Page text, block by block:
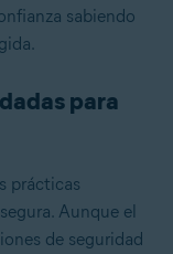
sabiendo
para
prácticas
Aunque el
de seguridad